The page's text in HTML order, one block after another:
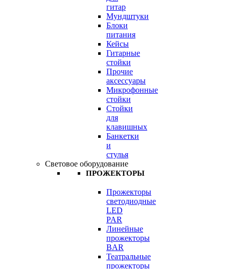
гитар
Мундштуки
Блоки
питания
Кейсы
Гитарные
стойки
Прочие
аксессуары
Микрофонные
стойки
Стойки
для
клавишных
Банкетки
и
стулья
Световое оборудование
ПРОЖЕКТОРЫ
Прожекторы
светодиодные
LED
PAR
Линейные
прожекторы
BAR
Театральные
прожекторы